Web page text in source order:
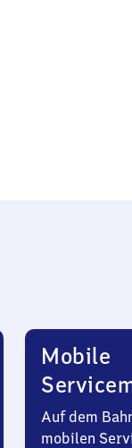
Mobile
Auf dem
mobilen